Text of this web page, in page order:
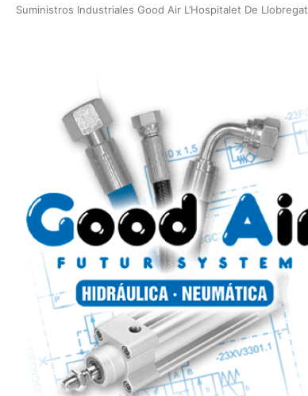
Suministros Industriales Good Air L’Hospitalet De Llobregat